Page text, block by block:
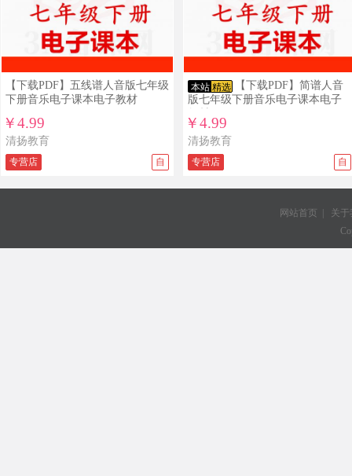
【下载PDF】五线谱人音版七年级
下册音乐电子课本电子教材
￥4.99
清扬教育
专营店 自
本站 精选
【下载PDF】简谱人音
版七年级下册音乐电子课本电子
￥4.99
清扬教育
专营店 自
网站首页
关于